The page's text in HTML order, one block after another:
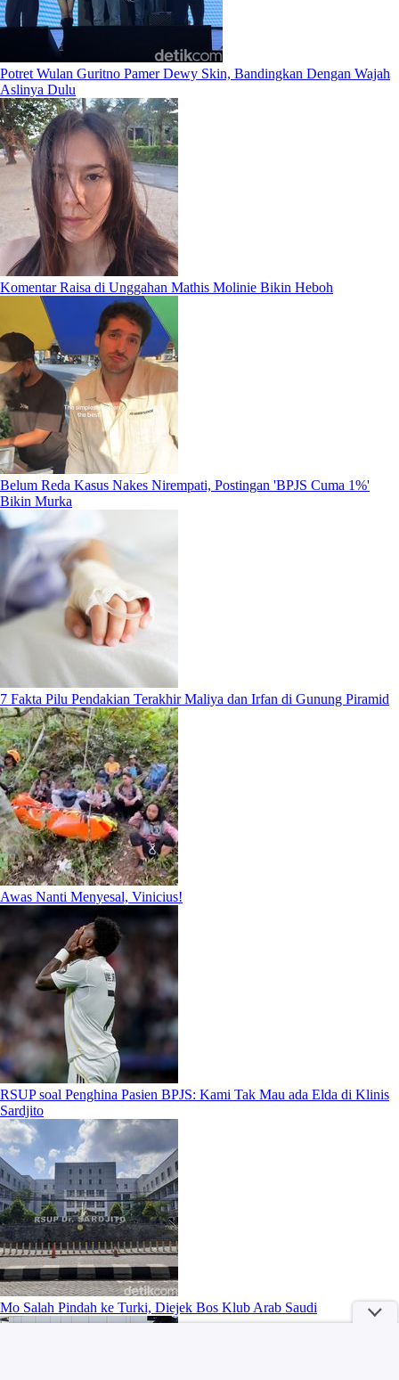
Potret Wulan Guritno Pamer Dewy Skin, Bandingkan Dengan Wajah
Aslinya Dulu
Komentar Raisa di Unggahan Mathis Molinie Bikin Heboh
Belum Reda Kasus Nakes Nirempati, Postingan 'BPJS Cuma 1%'
Bikin Murka
7 Fakta Pilu Pendakian Terakhir Maliya dan Irfan di Gunung Piramid
Awas Nanti Menyesal, Vinicius!
RSUP soal Penghina Pasien BPJS: Kami Tak Mau ada Elda di Klinis
Sardjito
Mo Salah Pindah ke Turki, Diejek Bos Klub Arab Saudi